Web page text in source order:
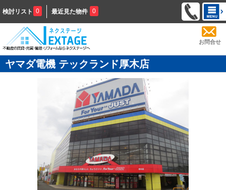
検討リスト 0 最近見た物件 0
お問合せ
ヤマダ電機 テックランド厚木店